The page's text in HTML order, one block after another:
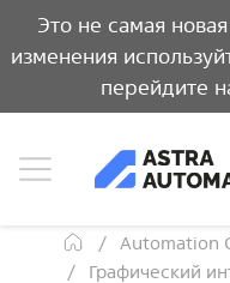
Это не самая
изменения
перейдите
Automation
Графический